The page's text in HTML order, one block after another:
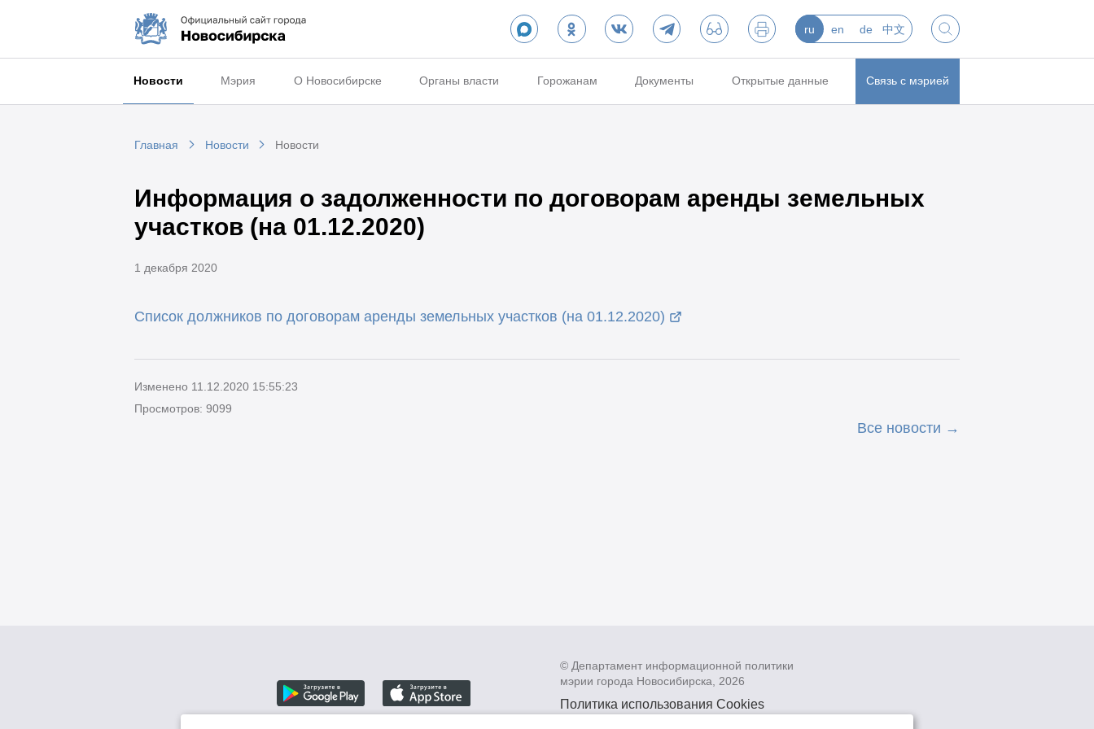
ru en de 中文
Новости Мэрия О Новосибирске Органы власти Горожанам Документы Открытые данные Связь с мэрией
Главная Новости Новости
Информация о задолженности по договорам аренды земельных
участков (на 01.12.2020)
1 декабря 2020
Список должников по договорам аренды земельных участков (на 01.12.2020)
Изменено 11.12.2020 15:55:23
Просмотров: 9099
Все новости
© Департамент информационной политики
мэрии города Новосибирска, 2026
Политика использования Cookies